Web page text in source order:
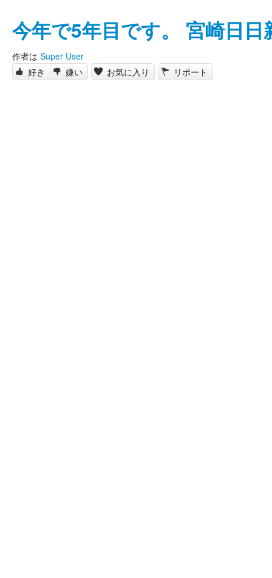
今年で5年目です。 宮崎日
作者は Super User
好き
嫌い お気に入り リポート